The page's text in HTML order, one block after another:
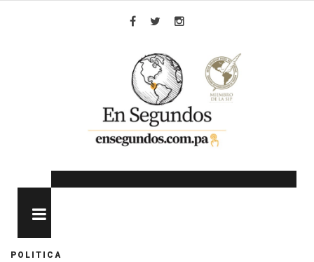
POLITICA